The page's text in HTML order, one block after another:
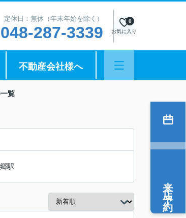
休日：無休（年末年始を除く）
048-287-3339 お気に入り
0
不動産会社様へ
覧
駅
来店予約